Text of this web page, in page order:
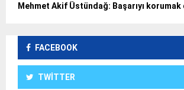
Mehmet Akif Üstündağ: Başarıyı korumak
FACEBOOK
TWITTER